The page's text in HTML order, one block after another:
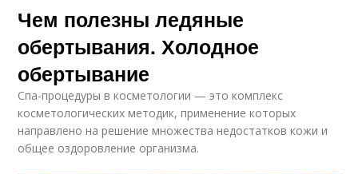
Чем полезны ледяные
обертывания. Холодное
обертывание
Спа-процедуры в косметологии — это комплекс
косметологических методик, применение которых
направлено на решение множества недостатков кожи и
общее оздоровление организма.